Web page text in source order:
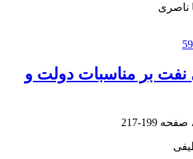
ناصری
نفت بر مناسبات دولت و
199-217